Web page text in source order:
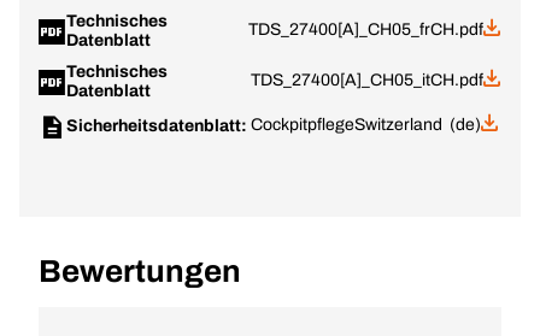
Technisches
Datenblatt
TDS_27400[A]_CH05_frCH.pdf
Technisches
Datenblatt
TDS_27400[A]_CH05_itCH.pdf
Sicherheitsdatenblatt: CockpitpflegeSwitzerland (de)
Bewertungen